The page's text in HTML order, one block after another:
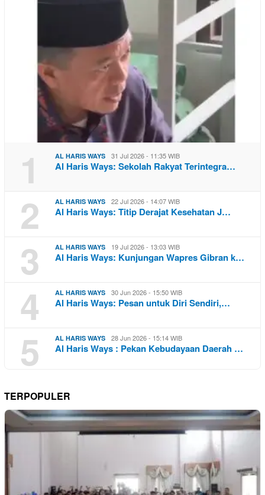
1 AL HARIS WAYS 31 Jul 2026 - 11:35 WIB
Al Haris Ways: Sekolah Rakyat Terintegra…
2 AL HARIS WAYS 22 Jul 2026 - 14:07 WIB
Al Haris Ways: Titip Derajat Kesehatan J…
3 AL HARIS WAYS 19 Jul 2026 - 13:03 WIB
Al Haris Ways: Kunjungan Wapres Gibran k…
4 AL HARIS WAYS 30 Jun 2026 - 15:50 WIB
Al Haris Ways: Pesan untuk Diri Sendiri,…
5 AL HARIS WAYS 28 Jun 2026 - 15:14 WIB
Al Haris Ways : Pekan Kebudayaan Daerah …
TERPOPULER